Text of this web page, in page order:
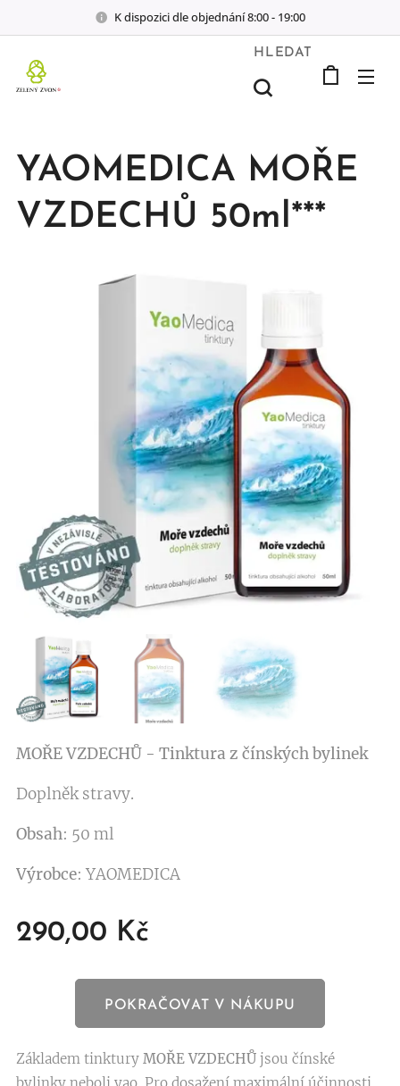
K dispozici dle objednání 8:00 - 19:00
HLEDAT
YAOMEDICA MOŘE
VZDECHŮ 50ml***
MOŘE VZDECHŮ - Tinktura z čínských bylinek
Doplněk stravy.
Obsah: 50 ml
Výrobce: YAOMEDICA
290,00 Kč
POKRAČOVAT V NÁKUPU
Základem tinktury MOŘE VZDECHŮ jsou čínské